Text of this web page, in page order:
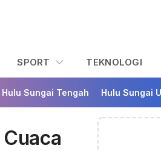
SPORT TEKNOLOGI
Hulu Sungai Tengah Hulu Sungai